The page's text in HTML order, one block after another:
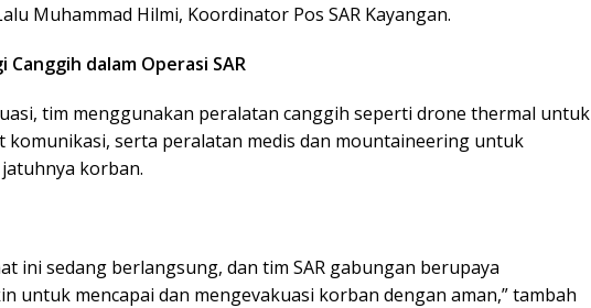
Muhammad Hilmi, Koordinator Pos SAR Kayangan.
Canggih dalam Operasi SAR
tim menggunakan peralatan canggih seperti drone thermal untuk
komunikasi, serta peralatan medis dan mountaineering untuk
korban.
ini sedang berlangsung, dan tim SAR gabungan berupaya
untuk mencapai dan mengevakuasi korban dengan aman,” tambah